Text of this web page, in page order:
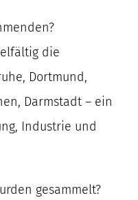
die
Dortmund,
Darmstadt – ein
Industrie und
gesammelt?